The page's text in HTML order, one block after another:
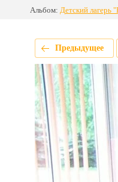
Альбом: Детский лагерь
Предыдущее